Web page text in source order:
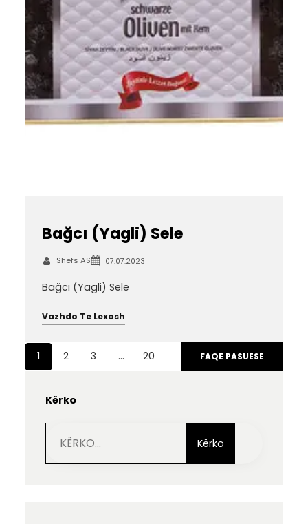
Bağcı (Yagli) Sele
Shefs AS 07.07.2023
Bağcı (Yagli) Sele
Vazhdo Te Lexosh
1 2 3 … 20 FAQE PASUESE
Kërko
Kërko